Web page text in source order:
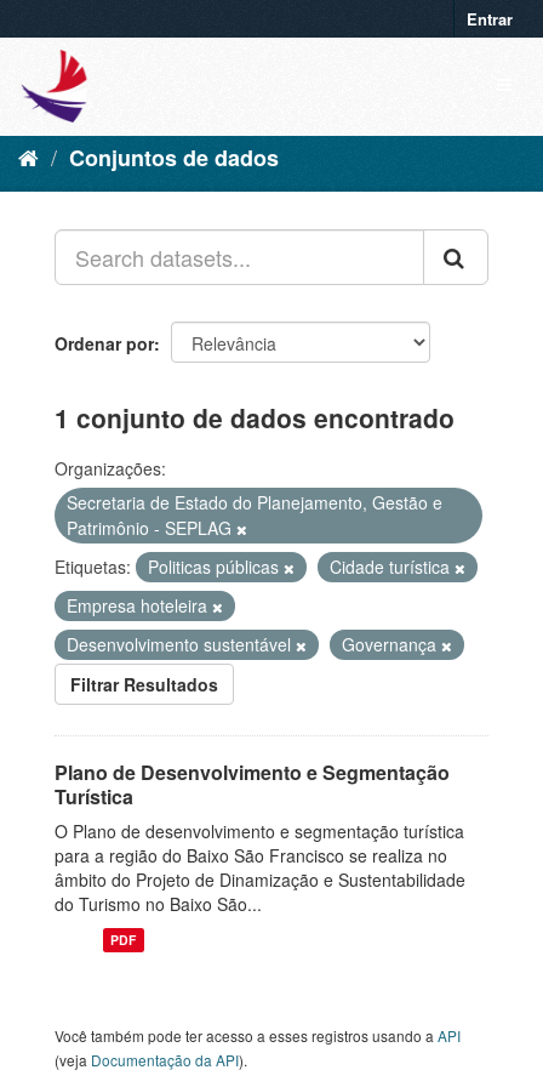
Entrar
Conjuntos de dados
Ordenar por
1 conjunto de dados encontrado
Organizações:
Secretaria de Estado do Planejamento, Gestão e
Patrimônio - SEPLAG
Etiquetas:
Politicas públicas
Cidade turística
Empresa hoteleira
Desenvolvimento sustentável
Governança
Filtrar Resultados
Plano de Desenvolvimento e Segmentação
Turística
O Plano de desenvolvimento e segmentação turística
para a região do Baixo São Francisco se realiza no
âmbito do Projeto de Dinamização e Sustentabilidade
do Turismo no Baixo São...
PDF
Você também pode ter acesso a esses registros usando a API
(veja Documentação da API).